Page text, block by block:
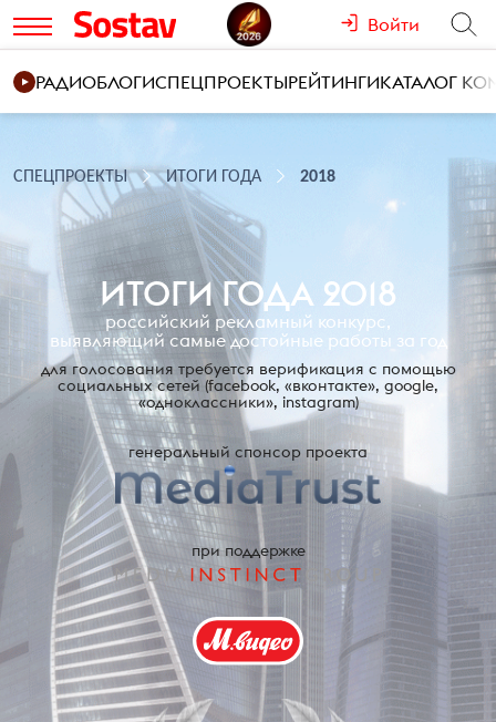
Войти
РАДИОБЛОГИСПЕЦПРОЕКТЫРЕЙТИНГИКАТАЛОГ
СПЕЦПРОЕКТЫ ИТОГИ ГОДА 2018
генеральный спонсор проекта
при поддержке
ИТОГИ ГОДА 2018
российский рекламный конкурс,
выявляющий самые достойные работы за год
для голосования требуется верификация с помощью
социальных сетей (facebook, «вконтакте», google,
«одноклассники», instagram)